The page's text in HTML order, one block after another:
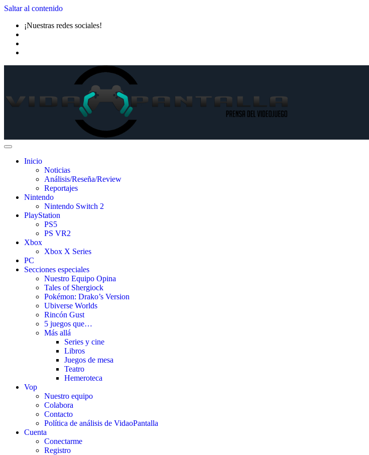
Saltar al contenido
¡Nuestras redes sociales!
Inicio
Noticias
Análisis/Reseña/Review
Reportajes
Nintendo
Nintendo Switch 2
PlayStation
PS5
PS VR2
Xbox
Xbox X Series
PC
Secciones especiales
Nuestro Equipo Opina
Tales of Shergiock
Pokémon: Drako’s Version
Ubiverse Worlds
Rincón Gust
5 juegos que…
Más allá
Series y cine
Libros
Juegos de mesa
Teatro
Hemeroteca
Vop
Nuestro equipo
Colabora
Contacto
Política de análisis de VidaoPantalla
Cuenta
Conectarme
Registro